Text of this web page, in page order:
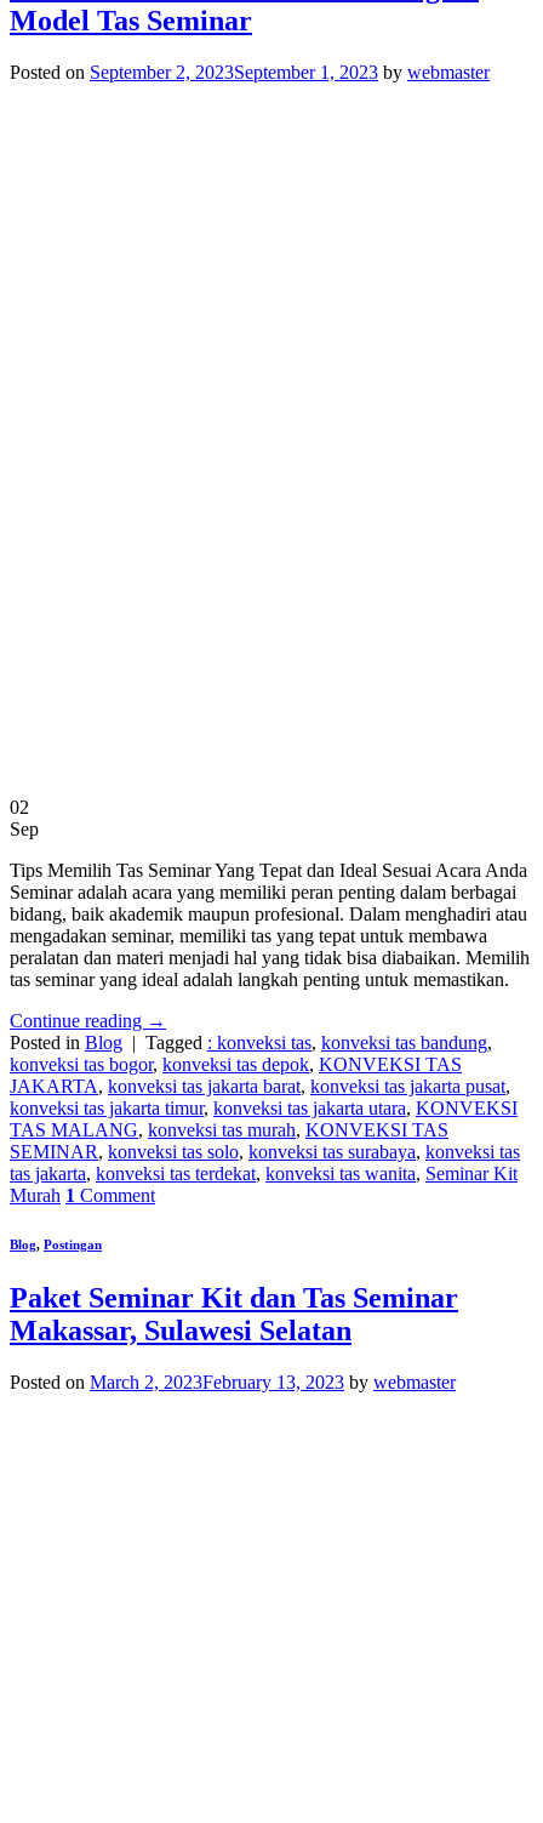
Model Tas Seminar
Posted on September 2, 2023September 1, 2023 by webmaster
02
Sep
Tips Memilih Tas Seminar Yang Tepat dan Ideal Sesuai Acara Anda
Seminar adalah acara yang memiliki peran penting dalam berbagai
bidang, baik akademik maupun profesional. Dalam menghadiri atau
mengadakan seminar, memiliki tas yang tepat untuk membawa
peralatan dan materi menjadi hal yang tidak bisa diabaikan. Memilih
tas seminar yang ideal adalah langkah penting untuk memastikan.
Continue reading →
Posted in Blog | Tagged : konveksi tas, konveksi tas bandung,
konveksi tas bogor, konveksi tas depok, KONVEKSI TAS
JAKARTA, konveksi tas jakarta barat, konveksi tas jakarta pusat,
konveksi tas jakarta timur, konveksi tas jakarta utara, KONVEKSI
TAS MALANG, konveksi tas murah, KONVEKSI TAS
SEMINAR, konveksi tas solo, konveksi tas surabaya, konveksi tas
tas jakarta, konveksi tas terdekat, konveksi tas wanita, Seminar Kit
Murah 1 Comment
Blog, Postingan
Paket Seminar Kit dan Tas Seminar
Makassar, Sulawesi Selatan
Posted on March 2, 2023February 13, 2023 by webmaster